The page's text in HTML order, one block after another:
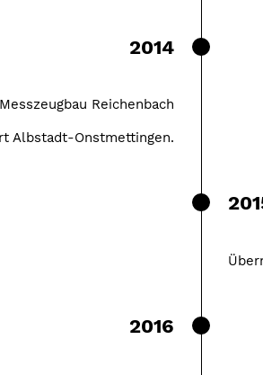
2014
Reichenbach
Albstadt-Onstmettingen.
2016